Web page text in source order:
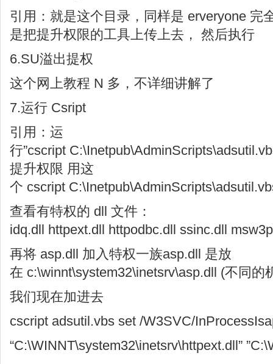
引用：就是这个目录，同样是 erveryone 完
是把提升权限的工具上传上去， 然后执行
6.SU溢出提权
这个网上教程 N 多，不详细讲解了
7.运行 Csript
引用：运
行”cscript
提升权限 用这
个 cscript
查看有特权的 dll 文件：
idq.dll httpext.dll httpodbc.dll ssinc.dll
再将 asp.dll 加入特权一族asp.dll 是放
在 c:\winnt\system32\inetsrv\asp.dll (不同的
我们现在加进去
cscript adsutil.vbs set /W3SVC/
“C:\WINNT\system32\inetsrv\httpext.dll”